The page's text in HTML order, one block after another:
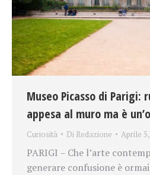
Museo Picasso di Parigi:
appesa al muro ma è
Curiosità Di Redazione Aprile
PARIGI – Che l’arte
generare confusione è